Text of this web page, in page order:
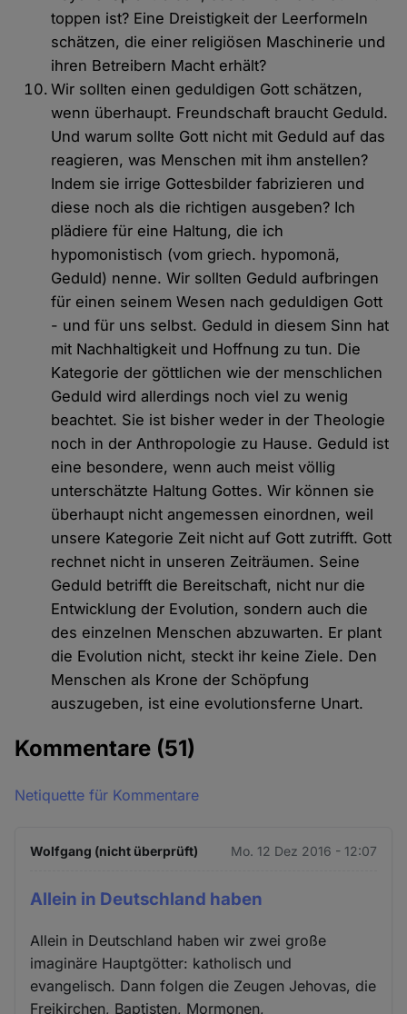
toppen ist? Eine Dreistigkeit der Leerformeln
schätzen, die einer religiösen Maschinerie und
ihren Betreibern Macht erhält?
Wir sollten einen geduldigen Gott schätzen,
wenn überhaupt. Freundschaft braucht Geduld.
Und warum sollte Gott nicht mit Geduld auf das
reagieren, was Menschen mit ihm anstellen?
Indem sie irrige Gottesbilder fabrizieren und
diese noch als die richtigen ausgeben? Ich
plädiere für eine Haltung, die ich
hypomonistisch (vom griech. hypomonä,
Geduld) nenne. Wir sollten Geduld aufbringen
für einen seinem Wesen nach geduldigen Gott
- und für uns selbst. Geduld in diesem Sinn hat
mit Nachhaltigkeit und Hoffnung zu tun. Die
Kategorie der göttlichen wie der menschlichen
Geduld wird allerdings noch viel zu wenig
beachtet. Sie ist bisher weder in der Theologie
noch in der Anthropologie zu Hause. Geduld ist
eine besondere, wenn auch meist völlig
unterschätzte Haltung Gottes. Wir können sie
überhaupt nicht angemessen einordnen, weil
unsere Kategorie Zeit nicht auf Gott zutrifft. Gott
rechnet nicht in unseren Zeiträumen. Seine
Geduld betrifft die Bereitschaft, nicht nur die
Entwicklung der Evolution, sondern auch die
des einzelnen Menschen abzuwarten. Er plant
die Evolution nicht, steckt ihr keine Ziele. Den
Menschen als Krone der Schöpfung
auszugeben, ist eine evolutionsferne Unart.
Kommentare (51)
Netiquette für Kommentare
Wolfgang (nicht überprüft) Mo. 12 Dez 2016 - 12:07
Allein in Deutschland haben
Allein in Deutschland haben wir zwei große
imaginäre Hauptgötter: katholisch und
evangelisch. Dann folgen die Zeugen Jehovas, die
Freikirchen, Baptisten, Mormonen,